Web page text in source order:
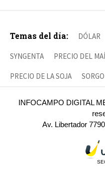
Temas del día: DÓLAR
SYNGENTA PRECIO DEL
PRECIO DE LA SOJA SORGO
INFOCAMPO DIGITAL
Av. Libertador